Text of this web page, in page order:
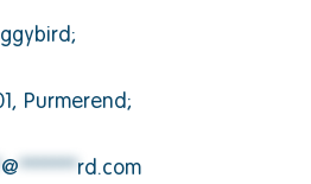
Purmerend;
@*******rd.com